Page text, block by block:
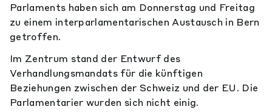
Parlaments haben sich am Donnerstag und Freitag
zu einem interparlamentarischen Austausch in Bern
getroffen.
Im Zentrum stand der Entwurf des
Verhandlungsmandats für die künftigen
Beziehungen zwischen der Schweiz und der EU. Die
Parlamentarier wurden sich nicht einig.